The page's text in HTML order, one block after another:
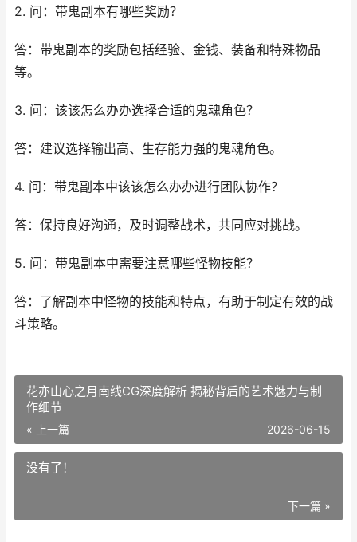
2. 问：带鬼副本有哪些奖励？
答：带鬼副本的奖励包括经验、金钱、装备和特殊物品
等。
3. 问：该该怎么办办选择合适的鬼魂角色？
答：建议选择输出高、生存能力强的鬼魂角色。
4. 问：带鬼副本中该该怎么办办进行团队协作？
答：保持良好沟通，及时调整战术，共同应对挑战。
5. 问：带鬼副本中需要注意哪些怪物技能？
答：了解副本中怪物的技能和特点，有助于制定有效的战
斗策略。
花亦山心之月南线CG深度解析 揭秘背后的艺术魅力与制
作细节
« 上一篇 2026-06-15
没有了！
下一篇 »